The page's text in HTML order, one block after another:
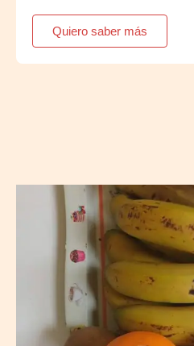
Quiero saber más